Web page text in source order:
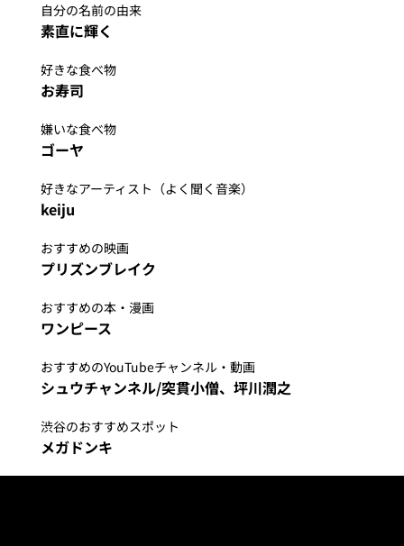
自分の名前の由来
素直に輝く
好きな食べ物
お寿司
嫌いな食べ物
ゴーヤ
好きなアーティスト（よく聞く音楽）
keiju
おすすめの映画
プリズンブレイク
おすすめの本・漫画
ワンピース
おすすめのYouTubeチャンネル・動画
シュウチャンネル/突貫小僧、坪川潤之
渋谷のおすすめスポット
メガドンキ